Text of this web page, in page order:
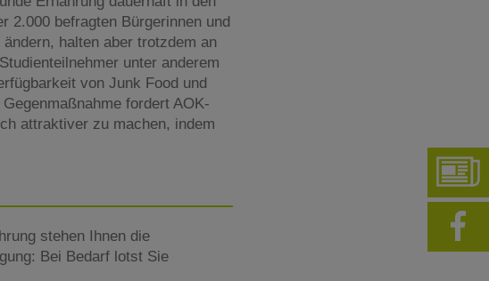
2.000 befragten Bürgerinnen und
halten aber trotzdem an
unter anderem
von Junk Food und
fordert AOK-
attraktiver zu machen, indem
stehen Ihnen die
Bei Bedarf lotst Sie